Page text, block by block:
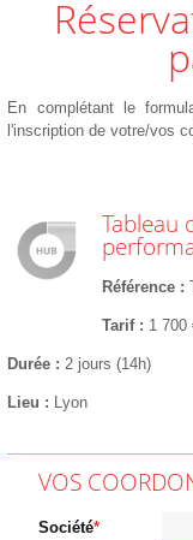
Réservation : inscrire des
En complétant le
l'inscription de votre/vos
Tableau
Référence
Tarif 1 700
Durée 2 jours (14h)
Lieu Lyon
VOS
Société